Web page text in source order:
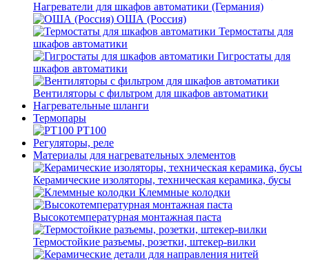
Нагреватели для шкафов автоматики (Германия)
ОША (Россия)
Термостаты для
шкафов автоматики
Гигростаты для
шкафов автоматики
Вентиляторы с фильтром для шкафов автоматики
Нагревательные шланги
Термопары
PT100
Регуляторы, реле
Материалы для нагревательных элементов
Керамические изоляторы, техническая керамика, бусы
Клеммные колодки
Высокотемпературная монтажная паста
Термостойкие разъемы, розетки, штекер-вилки